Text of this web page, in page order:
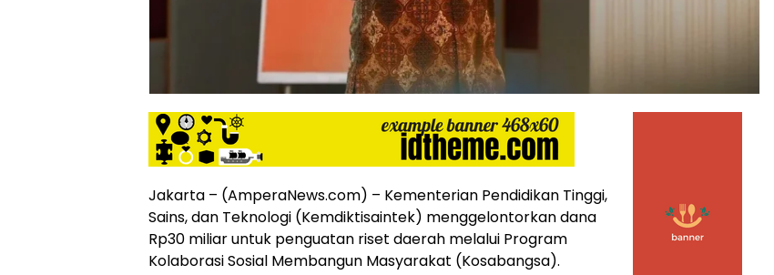
lebih
trendi,
mengandung
unsur
edukasi,
gaya
hidup,
hiburan,
bebas
dari
SARA,
Jakarta – (AmperaNews.com) – Kementerian Pendidikan Tinggi,
Sains, dan Teknologi (Kemdiktisaintek) menggelontorkan dana
Rp30 miliar untuk penguatan riset daerah melalui Program
Kolaborasi Sosial Membangun Masyarakat (Kosabangsa).